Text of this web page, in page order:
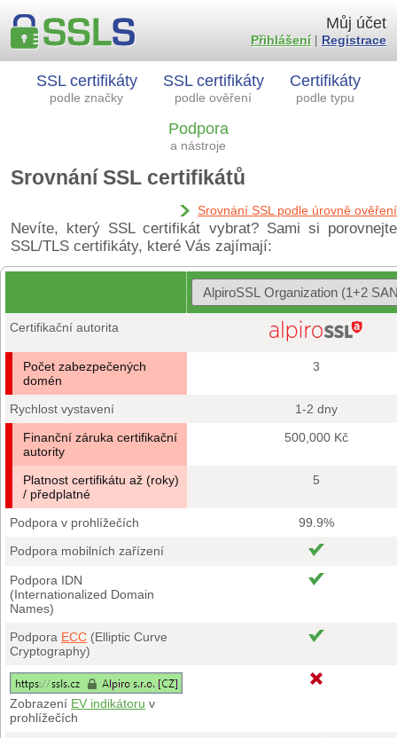
SSL certifikáty
podle značky
SSL certifikáty
podle ověření
Certifikáty
podle typu
Podpora
a nástroje
Můj účet
Přihlášení| Registrace
Srovnání SSL certifikátů
Srovnání SSL podle úrovně ověření
Nevíte, který SSL certifikát vybrat? Sami si porovnejte
SSL/TLS certifikáty, které Vás zajímají:
Certifikační autorita
Počet zabezpečených
domén
3
Rychlost vystavení
1-2 dny
Finanční záruka certifikační
autority
500,000 Kč
Platnost certifikátu až (roky)
/ předplatné
5
Podpora v prohlížečích
99.9%
Podpora mobilních zařízení
Podpora IDN
(Internationalized Domain
Names)
Podpora ECC (Elliptic Curve
Cryptography)
Zobrazení EV indikátoru v
prohlížečích